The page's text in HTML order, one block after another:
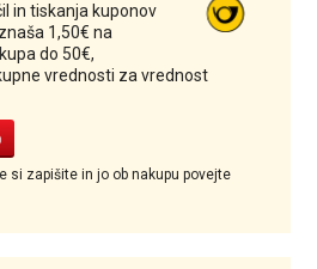
in tiskanja kuponov
1,50€ na
do 50€,
vrednosti za vrednost
si zapišite in jo ob nakupu povejte